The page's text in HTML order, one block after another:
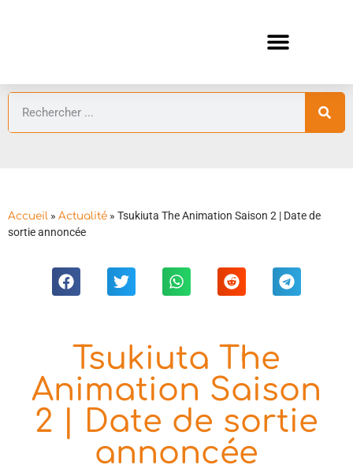
Accueil » Actualité » Tsukiuta The Animation Saison 2 | Date de
sortie annoncée
Tsukiuta The
Animation Saison
2 | Date de sortie
annoncée